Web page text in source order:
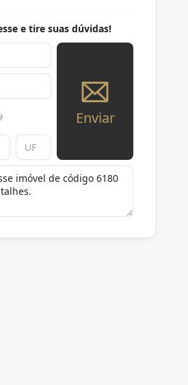
e tire suas dúvidas!
Enviar